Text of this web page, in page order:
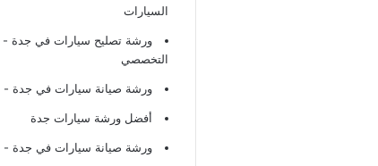
السيارات
ورشة تصليح سيارات في جدة -
التخصصي
ورشة صيانة سيارات في جدة -
أفضل ورشة سيارات جدة
ورشة صيانة سيارات في جدة -